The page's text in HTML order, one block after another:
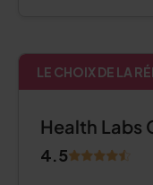
LE CHOIX DE LA
Health Labs
4.5